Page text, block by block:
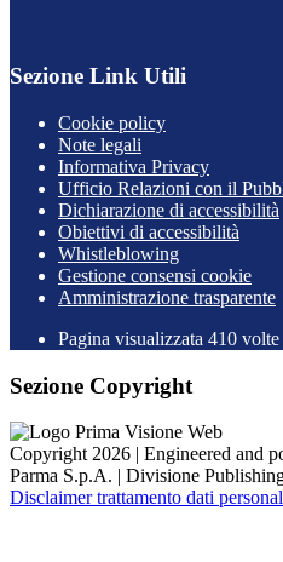
Sezione Link Utili
Cookie policy
Note legali
Informativa Privacy
Ufficio Relazioni con il
Dichiarazione di accessibilità
Obiettivi di accessibilità
Whistleblowing
Gestione consensi cookie
Amministrazione trasparente
Pagina visualizzata 410 volte
Sezione Copyright
Copyright 2026 | Engineered and
Parma S.p.A. | Divisione
Disclaimer trattamento dati